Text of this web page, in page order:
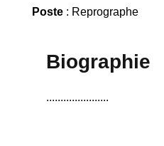
Poste: Reprographe
Biographie
......................